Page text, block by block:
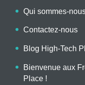
Qui sommes-
Contactez-nous
Blog High-Tech
Bienvenue aux
Place !